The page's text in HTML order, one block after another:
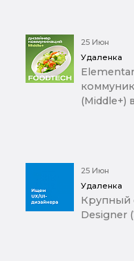
25 Июн
Удаленка
(Middle+)
25 Июн
Удаленка
Крупный
Designer